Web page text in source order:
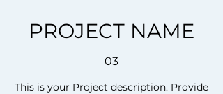
PROJECT NAME
03
This is your Project description. Provide